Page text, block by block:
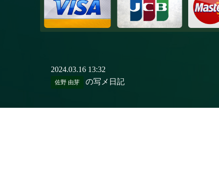
2024.03.16 13:32
佐野 由芽 の写メ日記